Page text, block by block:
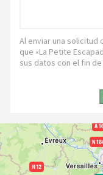
Al enviar una solicitud
que «La Petite
sus datos con el fin